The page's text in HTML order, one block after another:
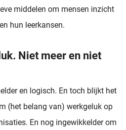
middelen om mensen inzicht
hun leerkansen.
Niet meer en niet
en logisch. En toch blijkt het
(het belang van) werkgeluk op
En nog ingewikkelder om